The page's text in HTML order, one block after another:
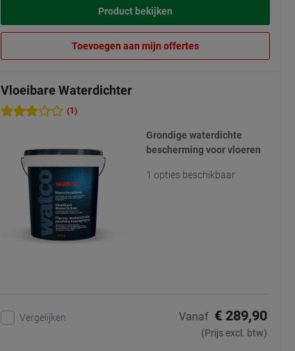
Product bekijken
Toevoegen aan mijn offertes
Vloeibare Waterdichter
(1)
Grondige waterdichte
bescherming voor vloeren
1 opties beschikbaar
Vergelijken Vanaf € 289,90
(Prijs excl. btw)